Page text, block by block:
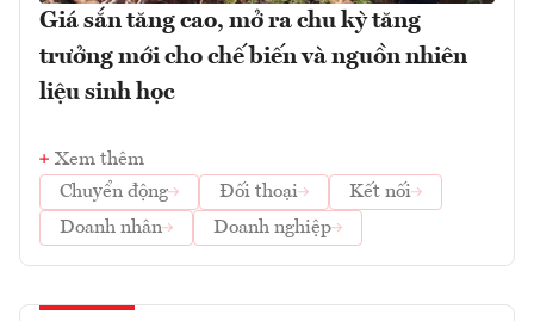
Giá sắn tăng cao, mở ra chu kỳ tăng
trưởng mới cho chế biến và nguồn nhiên
liệu sinh học
Xem thêm
Chuyển động
Đối thoại
Kết nối
Doanh nhân
Doanh nghiệp